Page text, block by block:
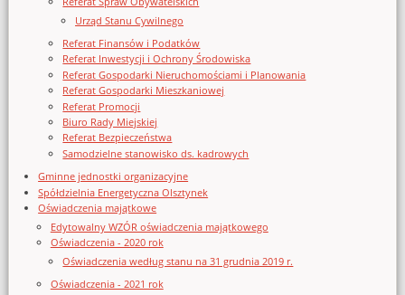
Urząd Stanu Cywilnego
Referat Finansów i Podatków
Referat Inwestycji i Ochrony Środowiska
Referat Gospodarki Nieruchomościami i Planowania
Referat Gospodarki Mieszkaniowej
Referat Promocji
Biuro Rady Miejskiej
Referat Bezpieczeństwa
Samodzielne stanowisko ds. kadrowych
Gminne jednostki organizacyjne
Spółdzielnia Energetyczna Olsztynek
Oświadczenia majątkowe
Edytowalny WZÓR oświadczenia majątkowego
Oświadczenia - 2020 rok
Oświadczenia według stanu na 31 grudnia 2019 r.
Oświadczenia - 2021 rok